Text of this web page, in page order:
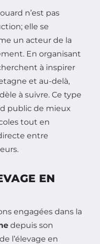
n’est pas
elle se
un acteur de la
En organisant
à inspirer
et au-delà,
à suivre. Ce type
public de mieux
tout en
entre
EN
engagées dans la
depuis son
l’élevage en